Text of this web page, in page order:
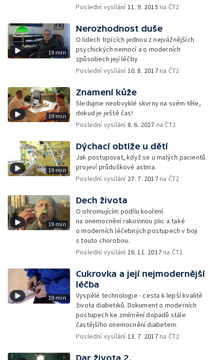
Poslední vysílání11. 9. 2015 na ČT2
19 min
Nerozhodnost duše
O lidech trpících jednou z nejvážnějších
psychických nemocí a o moderních
způsobech její léčby
Poslední vysílání10. 8. 2017na ČT2
19 min
Znamení kůže
Sledujme neobvyklé skvrny na svém těle,
dokud je ještě čas!
Poslední vysílání8. 6. 2017 na ČT2
19 min
Dýchací obtíže u dětí
Jak postupovat, když se u malých pacientů
projeví průduškové astma.
Poslední vysílání 27. 7. 2017na ČT2
19 min
Dech života
O ohromujícím podílu kouření
na onemocnění rakovinou plic a také
o moderních léčebných postupech v boji
s touto chorobou.
Poslední vysílání16. 11. 2017na ČT2
19 min
Cukrovka a její nejmodernější
léčba
Vyspělé technologie - cesta k lepší kvalitě
života diabetiků. Dokument o moderních
postupech ke zmírnění dopadů stále
častějšího onemocnění diabetem.
Poslední vysílání13. 7. 2017na ČT2
Dar života 2.